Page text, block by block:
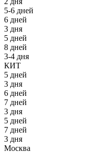
5-6 дней
6 дней
3 дня
5 дней
8 дней
3-4 дня
КИТ
5 дней
3 дня
6 дней
7 дней
3 дня
5 дней
7 дней
3 дня
Москва